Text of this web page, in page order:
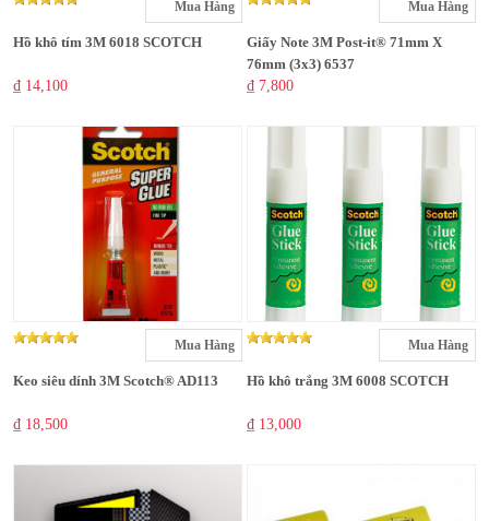
Mua Hàng
Hồ khô tím 3M 6018 SCOTCH
₫ 14,100
Mua Hàng
Giấy Note 3M Post-it® 71mm X
76mm (3x3) 6537
₫ 7,800
Mua Hàng
Keo siêu dính 3M Scotch® AD113
₫ 18,500
Mua Hàng
Hồ khô trắng 3M 6008 SCOTCH
₫ 13,000